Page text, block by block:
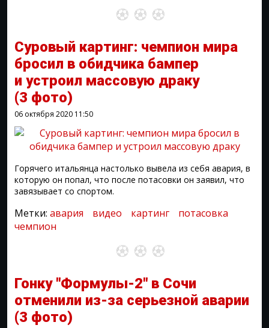
Суровый картинг: чемпион мира
бросил в обидчика бампер
и устроил массовую драку
(3 фото)
06 октября 2020 11:50
Горячего итальянца настолько вывела из себя авария, в
которую он попал, что после потасовки он заявил, что
завязывает со спортом.
Метки: авария видео картинг
потасовка
чемпион
Гонку "Формулы-2" в Сочи
отменили из-за серьезной аварии
(3 фото)